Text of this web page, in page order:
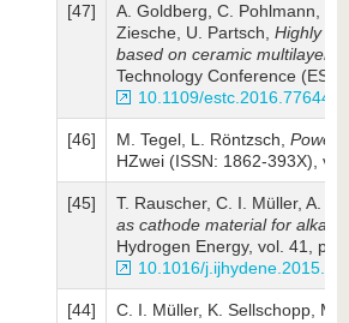
[47]
A. Goldberg, C. Pohlmann, L.
Ziesche, U. Partsch, Highly
based on ceramic multilayer
Technology Conference
10.1109/estc.2016.7764494
[46] M. Tegel, L. Röntzsch,
HZwei (ISSN: 1862-393X),
[45]
T. Rauscher, C. I. Müller, A.
as cathode material for
Hydrogen Energy, vol. 41,
10.1016/
[44]
C. I. Müller, K. Sellschopp, M.